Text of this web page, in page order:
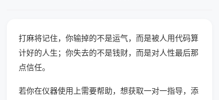
打麻将记住，你输掉的不是运气，而是被人用代码算
计好的人生；你失去的不是钱财，而是对人性最后那
点信任。
若你在仪器使用上需要帮助，想获取一对一指导，添